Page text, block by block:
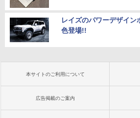
レイズのパワーデザイン
色登場!!
本サイトのご利用について
広告掲載のご案内